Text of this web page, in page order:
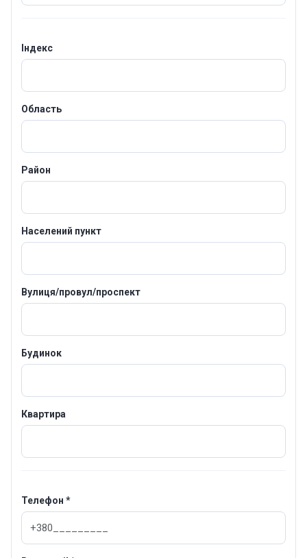
Індекс
Область
Район
Населений пункт
Вулиця/провул/проспект
Будинок
Квартира
Телефон *